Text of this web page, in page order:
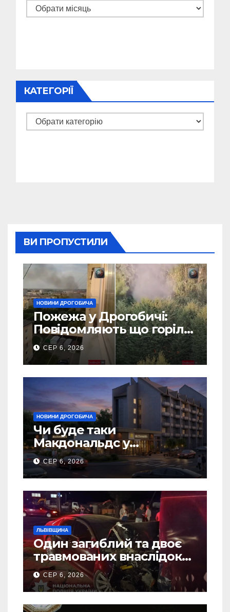
Архіви
КАТЕГОРІЇ
Категорії
ВИ ПРОПУСТИЛИ
НОВИНИ ДРОГОБИЧА
Пожежа у Дрогобичі:
Повідомляють що горіло
5 гаражів (Відео)
СЕР 6, 2026
НОВИНИ ДРОГОБИЧА
Чи буде таки
Макдональдс у
Дрогобичі? (Фото)
СЕР 6, 2026
ЛЬВІВЩИНА
Один загиблий та двоє
травмованих внаслідок
ДТП на Самбірщині
СЕР 6, 2026